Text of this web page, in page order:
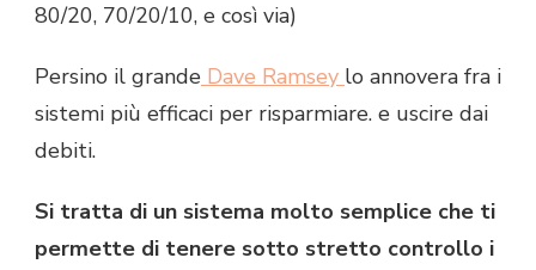
80/20, 70/20/10, e così via)
Persino il grande Dave Ramsey lo annovera fra i
sistemi più efficaci per risparmiare. e uscire dai
debiti.
Si tratta di un sistema molto semplice che ti
permette di tenere sotto stretto controllo i